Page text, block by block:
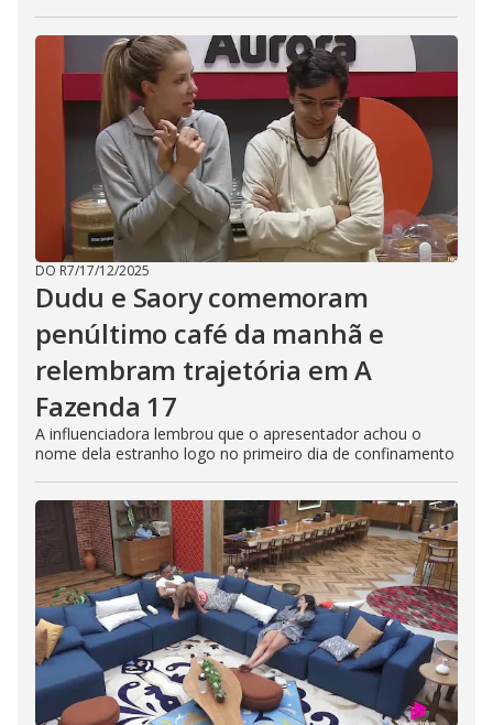
DO R7/17/12/2025
Dudu e Saory comemoram
penúltimo café da manhã e
relembram trajetória em A
Fazenda 17
A influenciadora lembrou que o apresentador achou o
nome dela estranho logo no primeiro dia de confinamento